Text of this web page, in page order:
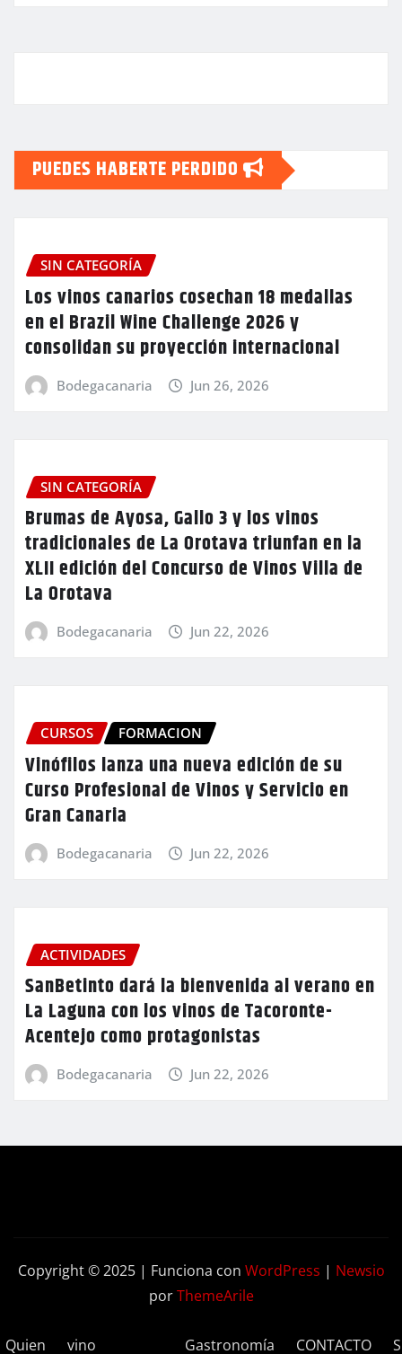
PUEDES HABERTE PERDIDO
SIN CATEGORÍA
Los vinos canarios cosechan 18 medallas
en el Brazil Wine Challenge 2026 y
consolidan su proyección internacional
Bodegacanaria Jun 26, 2026
SIN CATEGORÍA
Brumas de Ayosa, Gallo 3 y los vinos
tradicionales de La Orotava triunfan en la
XLII edición del Concurso de Vinos Villa de
La Orotava
Bodegacanaria Jun 22, 2026
CURSOS FORMACION
Vinófilos lanza una nueva edición de su
Curso Profesional de Vinos y Servicio en
Gran Canaria
Bodegacanaria Jun 22, 2026
ACTIVIDADES
SanBetinto dará la bienvenida al verano en
La Laguna con los vinos de Tacoronte-
Acentejo como protagonistas
Bodegacanaria Jun 22, 2026
Copyright © 2025 | Funciona con WordPress | Newsio
porThemeArile
Quien vino Gastronomía CONTACTO